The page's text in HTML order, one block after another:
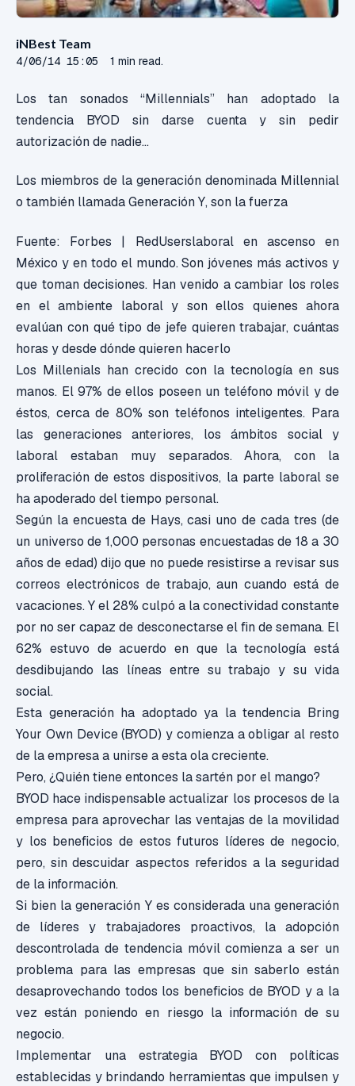
iNBest Team
4/06/14 15:05 1 min read.
Los tan sonados “Millennials” han adoptado la
tendencia BYOD sin darse cuenta y sin pedir
autorización de nadie…
Los miembros de la generación denominada Millennial
o también llamada Generación Y, son la fuerza
Fuente: Forbes | RedUserslaboral en ascenso en
México y en todo el mundo. Son jóvenes más activos y
que toman decisiones. Han venido a cambiar los roles
en el ambiente laboral y son ellos quienes ahora
evalúan con qué tipo de jefe quieren trabajar, cuántas
horas y desde dónde quieren hacerlo
Los Millenials han crecido con la tecnología en sus
manos. El 97% de ellos poseen un teléfono móvil y de
éstos, cerca de 80% son teléfonos inteligentes. Para
las generaciones anteriores, los ámbitos social y
laboral estaban muy separados. Ahora, con la
proliferación de estos dispositivos, la parte laboral se
ha apoderado del tiempo personal.
Según la encuesta de Hays, casi uno de cada tres (de
un universo de 1,000 personas encuestadas de 18 a 30
años de edad) dijo que no puede resistirse a revisar sus
correos electrónicos de trabajo, aun cuando está de
vacaciones. Y el 28% culpó a la conectividad constante
por no ser capaz de desconectarse el fin de semana. El
62% estuvo de acuerdo en que la tecnología está
desdibujando las líneas entre su trabajo y su vida
social.
Esta generación ha adoptado ya la tendencia Bring
Your Own Device (BYOD) y comienza a obligar al resto
de la empresa a unirse a esta ola creciente.
Pero, ¿Quién tiene entonces la sartén por el mango?
BYOD hace indispensable actualizar los procesos de la
empresa para aprovechar las ventajas de la movilidad
y los beneficios de estos futuros líderes de negocio,
pero, sin descuidar aspectos referidos a la seguridad
de la información.
Si bien la generación Y es considerada una generación
de líderes y trabajadores proactivos, la adopción
descontrolada de tendencia móvil comienza a ser un
problema para las empresas que sin saberlo están
desaprovechando todos los beneficios de BYOD y a la
vez están poniendo en riesgo la información de su
negocio.
Implementar una estrategia BYOD con políticas
establecidas y brindando herramientas que impulsen y